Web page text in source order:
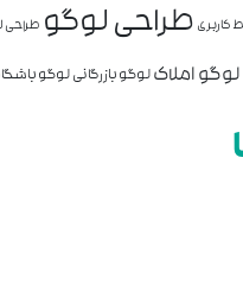
کاربری طراحی لوگو طراحی
لوگو املاکلوگو بازرگانیلوگو